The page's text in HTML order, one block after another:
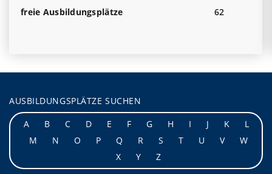
freie Ausbildungsplätze
62
AUSBILDUNGSPLÄTZE SUCHEN
A
B C D E F G H I J K
L
M
N O P Q R S T U V
W
X
Y Z